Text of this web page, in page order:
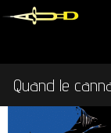
Quand le